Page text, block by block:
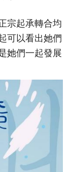
宗起承轉合均
可以看出她們
她們一起發展